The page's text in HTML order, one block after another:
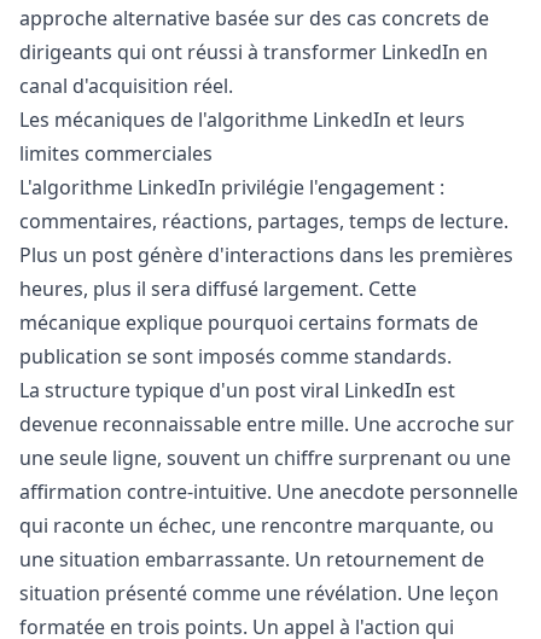
approche alternative basée sur des cas concrets de
dirigeants qui ont réussi à transformer LinkedIn en
canal d'acquisition réel.
Les mécaniques de l'algorithme LinkedIn et leurs
limites commerciales
L'algorithme LinkedIn privilégie l'engagement :
commentaires, réactions, partages, temps de lecture.
Plus un post génère d'interactions dans les premières
heures, plus il sera diffusé largement. Cette
mécanique explique pourquoi certains formats de
publication se sont imposés comme standards.
La structure typique d'un post viral LinkedIn est
devenue reconnaissable entre mille. Une accroche sur
une seule ligne, souvent un chiffre surprenant ou une
affirmation contre-intuitive. Une anecdote personnelle
qui raconte un échec, une rencontre marquante, ou
une situation embarrassante. Un retournement de
situation présenté comme une révélation. Une leçon
formatée en trois points. Un appel à l'action qui